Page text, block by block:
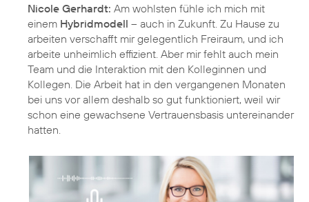
Nicole Gerhardt: Am wohlsten fühle ich mich mit
einem Hybridmodell – auch in Zukunft. Zu Hause zu
arbeiten verschafft mir gelegentlich Freiraum, und ich
arbeite unheimlich effizient. Aber mir fehlt auch mein
Team und die Interaktion mit den Kolleginnen und
Kollegen. Die Arbeit hat in den vergangenen Monaten
bei uns vor allem deshalb so gut funktioniert, weil wir
schon eine gewachsene Vertrauensbasis untereinander
hatten.